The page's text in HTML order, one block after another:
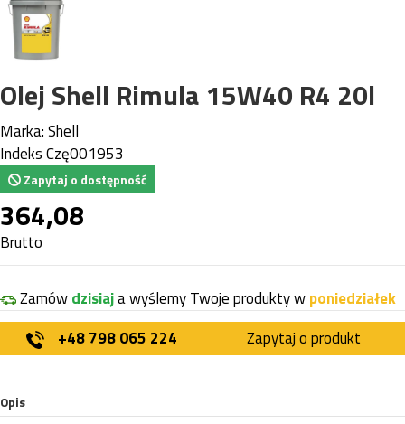
Olej Shell Rimula 15W40 R4 20l
Marka:Shell
IndeksCzę001953
Zapytaj o dostępność
364,08
Brutto
Zamówdzisiaja wyślemy Twoje produkty wponiedziałek
+48 798 065 224
Zapytaj o produkt
Opis